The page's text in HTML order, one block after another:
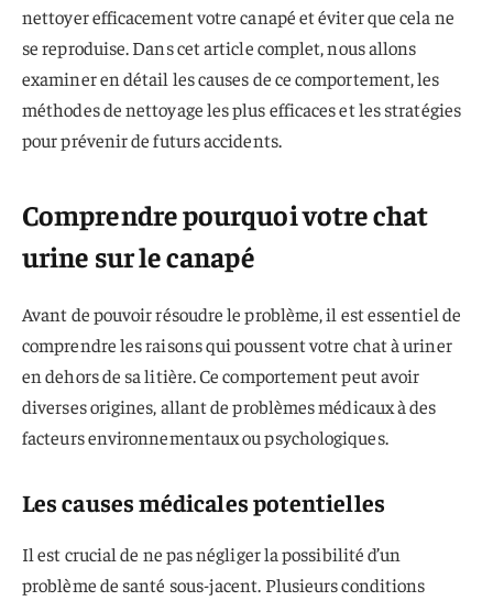
nettoyer efficacement votre canapé et éviter que cela ne
se reproduise. Dans cet article complet, nous allons
examiner en détail les causes de ce comportement, les
méthodes de nettoyage les plus efficaces et les stratégies
pour prévenir de futurs accidents.
Comprendre pourquoi votre chat
urine sur le canapé
Avant de pouvoir résoudre le problème, il est essentiel de
comprendre les raisons qui poussent votre chat à uriner
en dehors de sa litière. Ce comportement peut avoir
diverses origines, allant de problèmes médicaux à des
facteurs environnementaux ou psychologiques.
Les causes médicales potentielles
Il est crucial de ne pas négliger la possibilité d’un
problème de santé sous-jacent. Plusieurs conditions